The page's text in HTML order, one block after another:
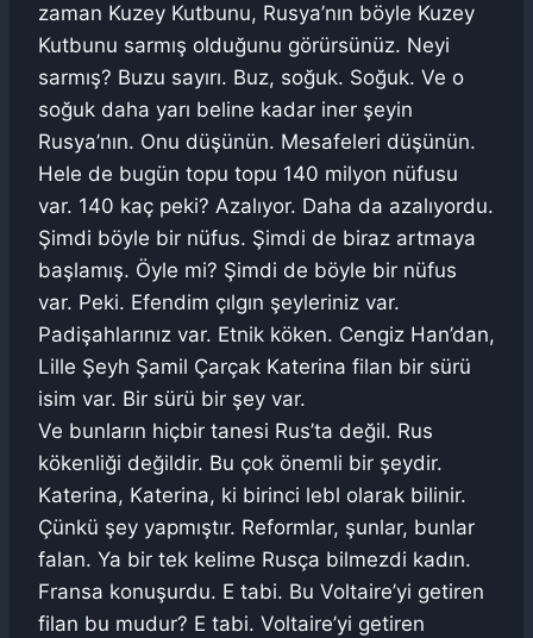
zaman Kuzey Kutbunu, Rusya’nın böyle Kuzey
Kutbunu sarmış olduğunu görürsünüz. Neyi
sarmış? Buzu sayırı. Buz, soğuk. Soğuk. Ve o
soğuk daha yarı beline kadar iner şeyin
Rusya’nın. Onu düşünün. Mesafeleri düşünün.
Hele de bugün topu topu 140 milyon nüfusu
var. 140 kaç peki? Azalıyor. Daha da azalıyordu.
Şimdi böyle bir nüfus. Şimdi de biraz artmaya
başlamış. Öyle mi? Şimdi de böyle bir nüfus
var. Peki. Efendim çılgın şeyleriniz var.
Padişahlarınız var. Etnik köken. Cengiz Han’dan,
Lille Şeyh Şamil Çarçak Katerina filan bir sürü
isim var. Bir sürü bir şey var.
Ve bunların hiçbir tanesi Rus’ta değil. Rus
kökenliği değildir. Bu çok önemli bir şeydir.
Katerina, Katerina, ki birinci lebl olarak bilinir.
Çünkü şey yapmıştır. Reformlar, şunlar, bunlar
falan. Ya bir tek kelime Rusça bilmezdi kadın.
Fransa konuşurdu. E tabi. Bu Voltaire’yi getiren
filan bu mudur? E tabi. Voltaire’yi getiren